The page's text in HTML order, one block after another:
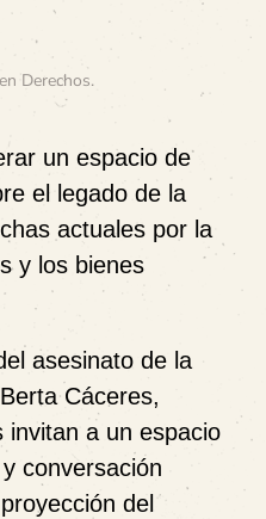
Derechos.
un espacio de
el legado de la
actuales por la
y los bienes
asesinato de la
Cáceres,
invitan a un espacio
conversación
del